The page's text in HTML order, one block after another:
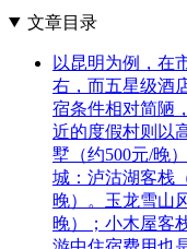
文章目录
以昆明为例，在
右，而五星级酒
宿条件相对简陋
近的度假村则以
墅（约500元/晚
城：泸沽湖客栈
晚）。玉龙雪山
晚）；小木屋客